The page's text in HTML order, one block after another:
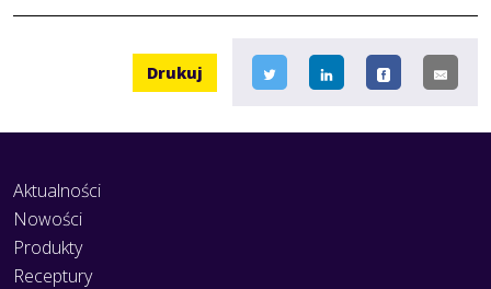
Drukuj
Aktualności
Nowości
Produkty
Receptury